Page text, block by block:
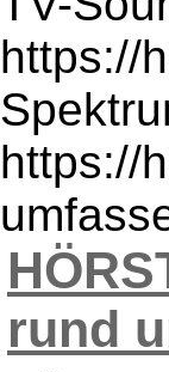
https://
https://
rund